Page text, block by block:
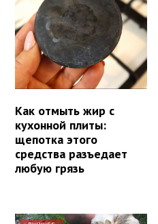
Как отмыть жир с
кухонной плиты:
щепотка этого
средства разъедает
любую грязь